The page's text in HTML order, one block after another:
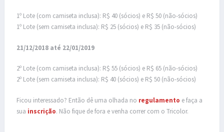
1º Lote (com camiseta inclusa): R$ 40 (sócios) e R$ 50 (não-sócios)
1º Lote (sem camiseta inclusa): R$ 25 (sócios) e R$ 35 (não-sócios)
21/12/2018 até 22/01/2019
2º Lote (com camiseta inclusa): R$ 55 (sócios) e R$ 65 (não-sócios)
2º Lote (sem camiseta inclusa): R$ 40 (sócios) e R$ 50 (não-sócios)
Ficou interessado? Então dê uma olhada no regulamento e faça a
sua inscrição. Não fique de fora e venha correr com o Tricolor.